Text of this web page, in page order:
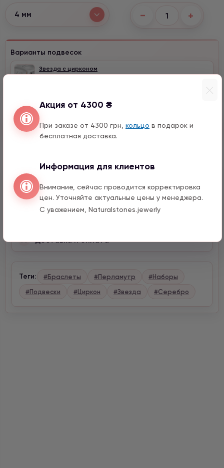
Акция от 4300 ₴
При заказе от 4300 грн, кольцо в подарок и
бесплатная доставка.
Информация для клиентов
Внимание, сейчас проводится корректировка
цен. Уточняйте актуальные цены у менеджера.
С уважением, Naturalstones.jewerly
4 мм − +
Варианты подвесок
Звезда с цирконом
Быстрый заказ
Описание
Характеристики
Доставка и оплата
Теги: #Браслеты #Перламутр
#Наборы
#Подвески
#Циркон #Звезда #Серебро